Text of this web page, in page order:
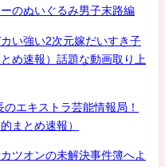
のぬいぐるみ男子末路編
い強い2次元嫁だいすき子
め速報）話題な動画取り上
エキストラ芸能情報局！
まとめ速報）
ツオンの未解決事件簿へよ